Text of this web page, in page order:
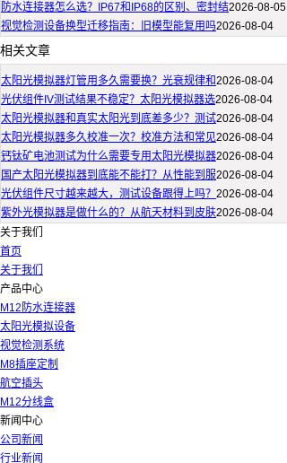
防水连接器怎么选？IP67和IP68的区别、密封结2026-08-05
视觉检测设备换型迁移指南：旧模型能复用吗2026-08-04
相关文章
太阳光模拟器灯管用多久需要换？光衰规律和2026-08-04
光伏组件IV测试结果不稳定？太阳光模拟器选2026-08-04
太阳光模拟器和真实太阳光到底差多少？测试2026-08-04
太阳光模拟器多久校准一次？校准方法和常见2026-08-04
钙钛矿电池测试为什么需要专用太阳光模拟器2026-08-04
国产太阳光模拟器到底能不能打？从性能到服2026-08-04
光伏组件尺寸越来越大，测试设备跟得上吗？ 2026-08-04
紫外光模拟器是做什么的？从航天材料到皮肤2026-08-04
关于我们
首页
关于我们
产品中心
M12防水连接器
太阳光模拟设备
视觉检测系统
M8插座定制
航空插头
M12分线盒
新闻中心
公司新闻
行业新闻